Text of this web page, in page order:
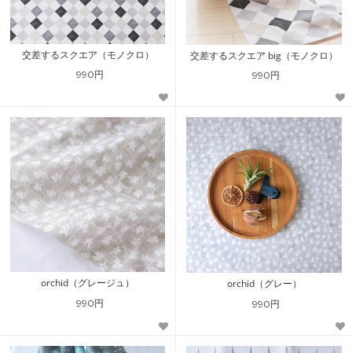
交差するスクエア（モノクロ）
990円
交差するスクエア big（モノクロ）
990円
orchid（グレージュ）
990円
orchid（グレー）
990円